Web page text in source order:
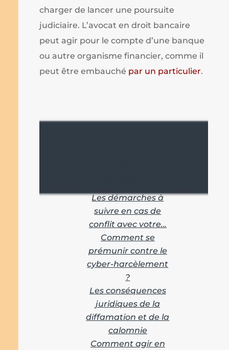
charger de lancer une poursuite
judiciaire. L’avocat en droit bancaire
peut agir pour le compte d’une banque
ou autre organisme financier, comme il
peut être embauché par un particulier.
Les démarches à
suivre en cas de
conflit avec votre…
Comment se
prémunir contre le
cyber-harcèlement
?
Les conséquences
juridiques de la
diffamation et de la
calomnie
Comment agir en